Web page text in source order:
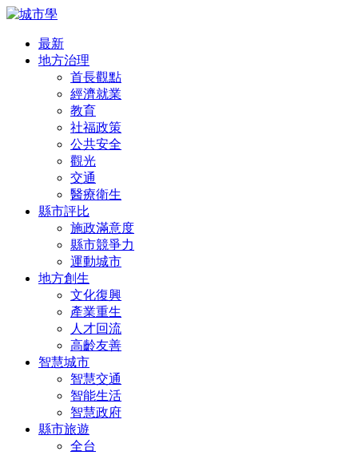
最新
地方治理
首長觀點
經濟就業
教育
社福政策
公共安全
觀光
交通
醫療衛生
縣市評比
施政滿意度
縣市競爭力
運動城市
地方創生
文化復興
產業重生
人才回流
高齡友善
智慧城市
智慧交通
智能生活
智慧政府
縣市旅遊
全台